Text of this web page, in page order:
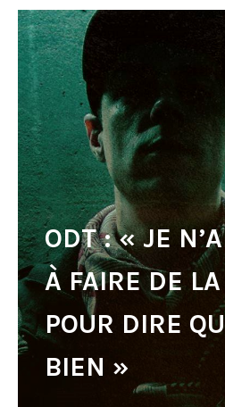
ODT : « JE
À FAIRE DE
POUR DIRE
BIEN »